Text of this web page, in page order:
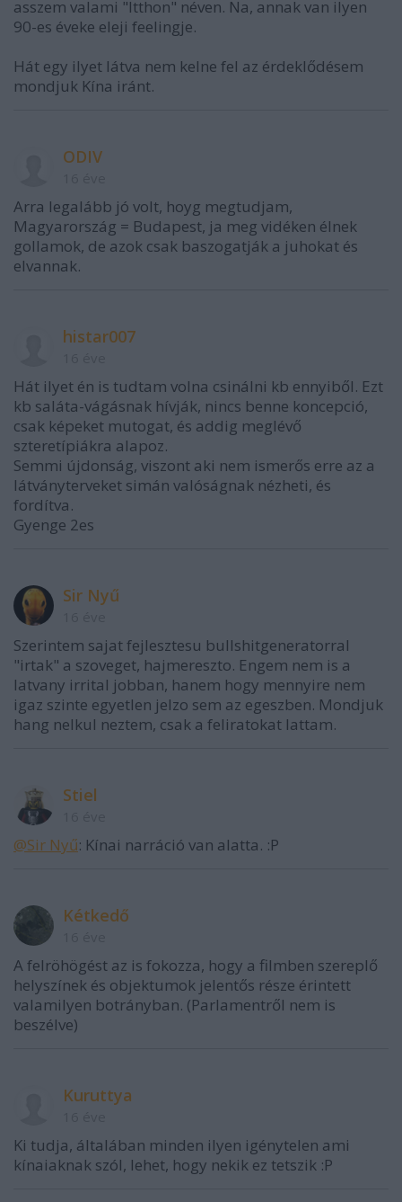
asszem valami "Itthon" néven. Na, annak van ilyen
90-es éveke eleji feelingje.
Hát egy ilyet látva nem kelne fel az érdeklődésem
mondjuk Kína iránt.
ODIV
Arra legalább jó volt, hoyg megtudjam,
Magyarország = Budapest, ja meg vidéken élnek
gollamok, de azok csak baszogatják a juhokat és
elvannak.
histar007
Hát ilyet én is tudtam volna csinálni kb ennyiből. Ezt
kb saláta-vágásnak hívják, nincs benne koncepció,
csak képeket mutogat, és addig meglévő
szteretípiákra alapoz.
Semmi újdonság, viszont aki nem ismerős erre az a
látványterveket simán valóságnak nézheti, és
fordítva.
Gyenge 2es
Sir Nyű
Szerintem sajat fejlesztesu bullshitgeneratorral
"irtak" a szoveget, hajmereszto. Engem nem is a
latvany irrital jobban, hanem hogy mennyire nem
igaz szinte egyetlen jelzo sem az egeszben. Mondjuk
hang nelkul neztem, csak a feliratokat lattam.
Stiel
@Sir Nyű: Kínai narráció van alatta. :P
Kétkedő
A felröhögést az is fokozza, hogy a filmben szereplő
helyszínek és objektumok jelentős része érintett
valamilyen botrányban. (Parlamentről nem is
beszélve)
Kuruttya
Ki tudja, általában minden ilyen igénytelen ami
kínaiaknak szól, lehet, hogy nekik ez tetszik :P